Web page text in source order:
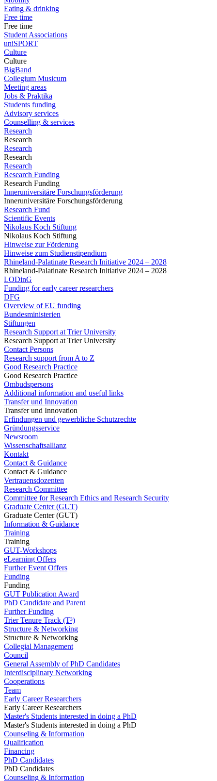
Eating & drinking
Free time
Free time
Student Associations
uniSPORT
Culture
Culture
BigBand
Collegium Musicum
Meeting areas
Jobs & Praktika
Students funding
Advisory services
Counselling & services
Research
Research
Research
Research
Research
Research Funding
Research Funding
Inneruniversitäre Forschungsförderung
Inneruniversitäre Forschungsförderung
Research Fund
Scientific Events
Nikolaus Koch Stiftung
Nikolaus Koch Stiftung
Hinweise zur Förderung
Hinweise zum Studienstipendium
Rhineland-Palatinate Research Initiative 2024 – 2028
Rhineland-Palatinate Research Initiative 2024 – 2028
LODinG
Funding for early career researchers
DFG
Overview of EU funding
Bundesministerien
Stiftungen
Research Support at Trier University
Research Support at Trier University
Contact Persons
Research support from A to Z
Good Research Practice
Good Research Practice
Ombudspersons
Additional information and useful links
Transfer und Innovation
Transfer und Innovation
Erfindungen und gewerbliche Schutzrechte
Gründungsservice
Newsroom
Wissenschaftsallianz
Kontakt
Contact & Guidance
Contact & Guidance
Vertrauensdozenten
Research Committee
Committee for Research Ethics and Research Security
Graduate Center (GUT)
Graduate Center (GUT)
Information & Guidance
Training
Training
GUT-Workshops
eLearning Offers
Further Event Offers
Funding
Funding
GUT Publication Award
PhD Candidate and Parent
Further Funding
Trier Tenure Track (T³)
Structure & Networking
Structure & Networking
Collegial Management
Council
General Assembly of PhD Candidates
Interdisciplinary Networking
Cooperations
Team
Early Career Researchers
Early Career Researchers
Master's Students interested in doing a PhD
Master's Students interested in doing a PhD
Counseling & Information
Qualification
Financing
PhD Candidates
PhD Candidates
Counseling & Information